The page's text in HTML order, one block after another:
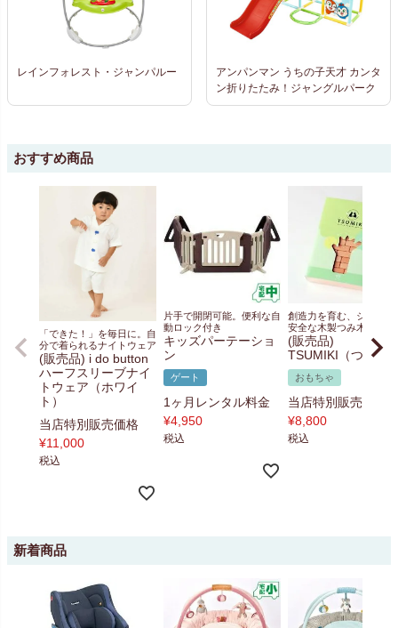
レインフォレスト・ジャンパルー
アンパンマン うちの子天才 カンタ
ン折りたたみ！ジャングルパーク
おすすめ商品
「できた！」を毎日に。自
分で着られるナイトウェア
(販売品) i do button
ハーフスリーブナイ
トウェア（ホワイ
ト）
当店特別販売価格
¥11,000
税込
片手で開閉可能。便利な自
動ロック付き
キッズパーテーショ
ン
ゲート
1ヶ月レンタル料金
¥4,950
税込
創造力を育む、シンプル
安全な木製つみ木セット
(販売品)
TSUMIKI（つみ木
おもちゃ
当店特別販売価格
¥8,800
税込
新着商品